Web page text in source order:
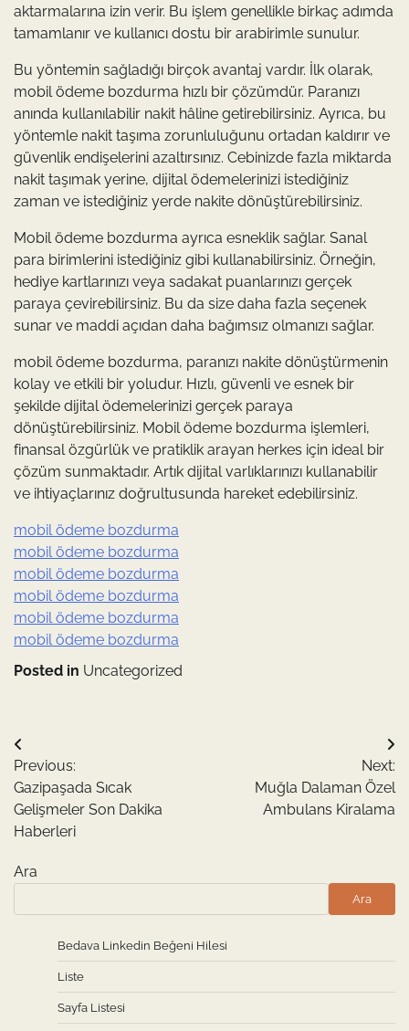
aktarmalarına izin verir. Bu işlem genellikle birkaç adımda
tamamlanır ve kullanıcı dostu bir arabirimle sunulur.
Bu yöntemin sağladığı birçok avantaj vardır. İlk olarak,
mobil ödeme bozdurma hızlı bir çözümdür. Paranızı
anında kullanılabilir nakit hâline getirebilirsiniz. Ayrıca, bu
yöntemle nakit taşıma zorunluluğunu ortadan kaldırır ve
güvenlik endişelerini azaltırsınız. Cebinizde fazla miktarda
nakit taşımak yerine, dijital ödemelerinizi istediğiniz
zaman ve istediğiniz yerde nakite dönüştürebilirsiniz.
Mobil ödeme bozdurma ayrıca esneklik sağlar. Sanal
para birimlerini istediğiniz gibi kullanabilirsiniz. Örneğin,
hediye kartlarınızı veya sadakat puanlarınızı gerçek
paraya çevirebilirsiniz. Bu da size daha fazla seçenek
sunar ve maddi açıdan daha bağımsız olmanızı sağlar.
mobil ödeme bozdurma, paranızı nakite dönüştürmenin
kolay ve etkili bir yoludur. Hızlı, güvenli ve esnek bir
şekilde dijital ödemelerinizi gerçek paraya
dönüştürebilirsiniz. Mobil ödeme bozdurma işlemleri,
finansal özgürlük ve pratiklik arayan herkes için ideal bir
çözüm sunmaktadır. Artık dijital varlıklarınızı kullanabilir
ve ihtiyaçlarınız doğrultusunda hareket edebilirsiniz.
mobil ödeme bozdurma
mobil ödeme bozdurma
mobil ödeme bozdurma
mobil ödeme bozdurma
mobil ödeme bozdurma
mobil ödeme bozdurma
Posted in Uncategorized
Yazı
gezinmesi
Previous:
Gazipaşada Sıcak
Gelişmeler Son Dakika
Haberleri
Next:
Muğla Dalaman Özel
Ambulans Kiralama
Ara
Ara
Bedava Linkedin Beğeni Hilesi
Liste
Sayfa Listesi